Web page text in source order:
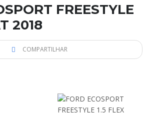
FREESTYLE
2018
COMPARTILHAR